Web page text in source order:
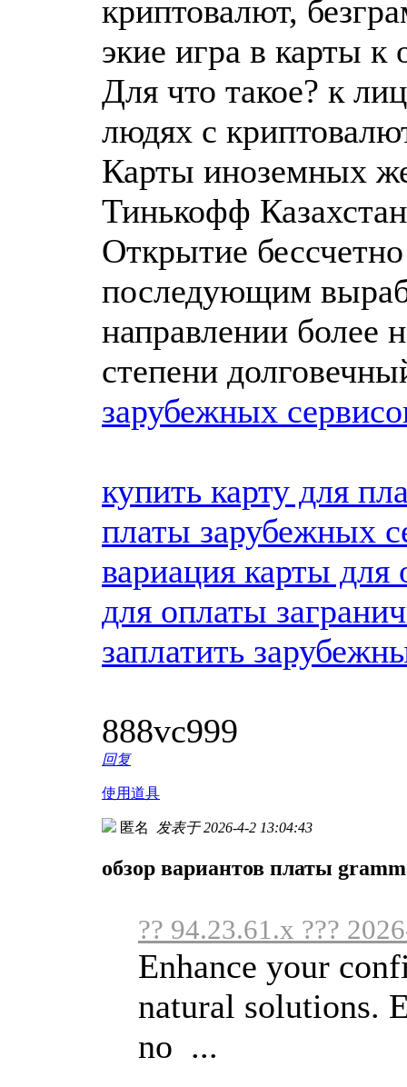
криптовалют,
экие игра в карты к
Для что такое? к
людях с
Карты иноземных
Тинькофф
Открытие
последующим
направлении более
степени
зарубежных
купить карту для
платы зарубежных
вариация карты
для оплаты
заплатить
888vc999
回复
使用道具
匿名 发表于 2026-4-2 13:04:43
обзор вариантов платы
?? 94.23.61.x ???
Enhance your
natural solutions.
no ...